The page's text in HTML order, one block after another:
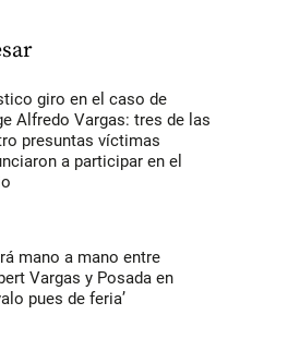
giro en el caso de
Alfredo Vargas: tres de las
presuntas víctimas
a participar en el
mano a mano entre
Vargas y Posada en
pues de feria’